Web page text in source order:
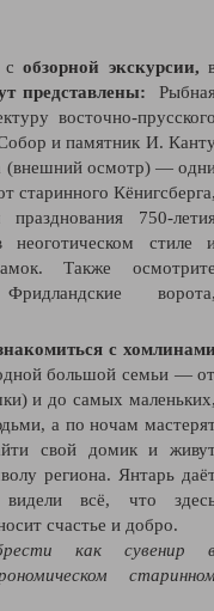
собзорной экскурсии,
представлены:
восточно-
и памятник И.
(внешний осмотр) —
старинного
750-
неоготическом стиле
Также
с
большой семьи —
и до самых
а по ночам
свой домик и
региона. Янтарь
всё, что
счастье и добро.
как сувенир